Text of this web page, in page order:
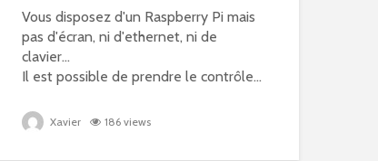
Vous disposez d'un Raspberry Pi mais
pas d'écran, ni d'ethernet, ni de
clavier...
Il est possible de prendre le contrôle...
Xavier 186 views